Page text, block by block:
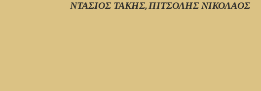
ΝΤΑΣΙΟΣ ΤΑΚΗΣ, ΠΙΤΣΟΛΗΣ ΝΙΚΟΛΑΟΣ